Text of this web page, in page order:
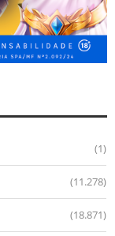
(1)
(11.278)
(18.871)